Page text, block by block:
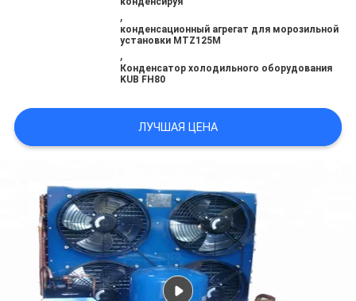
ПУТЕШЕСТВИЕ
ФАБРИКИ
ПРОВЕРКА
КАЧЕСТВА
СВЯЖИТЕСЬ
,
конденсационный агрегат для морозильной
установки MTZ125M
,
Конденсатор холодильного оборудования
KUB FH80
ЛУЧШАЯ ЦЕНА